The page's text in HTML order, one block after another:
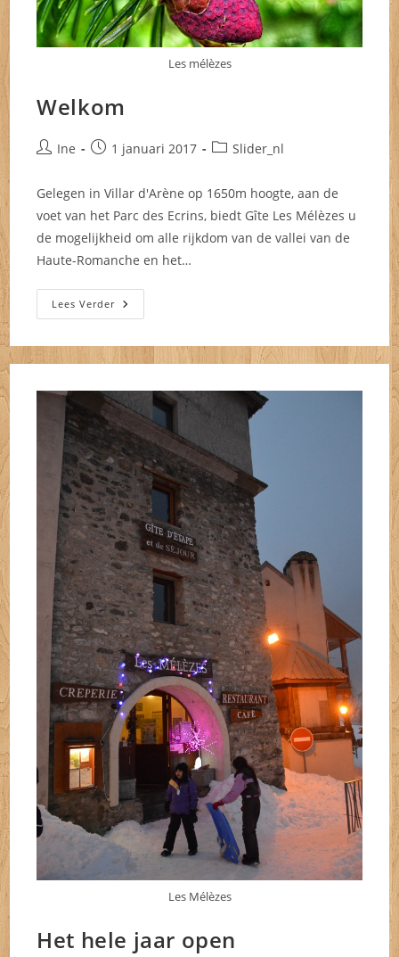
Les mélèzes
Welkom
Bericht
Ine
Bericht
op:
1 januari 2017 Berichtcategorie:
Slider_nl
Gelegen in Villar d'Arène op 1650m hoogte, aan de
voet van het Parc des Ecrins, biedt Gîte Les Mélèzes u
de mogelijkheid om alle rijkdom van de vallei van de
Haute-Romanche en het…
Lees VerderWelkom
Les Mélèzes
Het hele jaar open